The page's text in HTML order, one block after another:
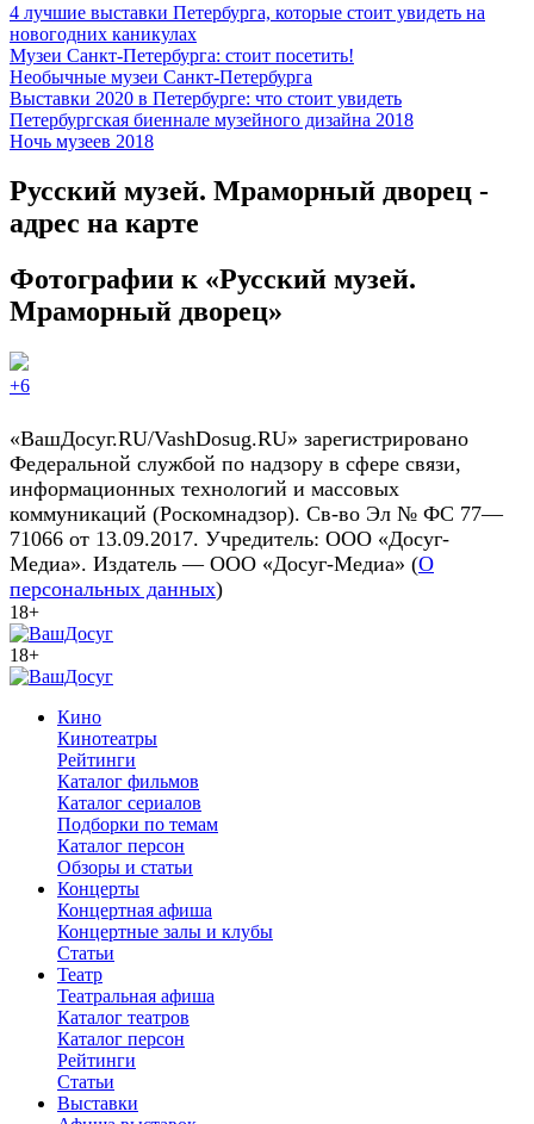
4 лучшие выставки Петербурга, которые стоит увидеть на
новогодних каникулах
Музеи Санкт-Петербурга: стоит посетить!
Необычные музеи Санкт-Петербурга
Выставки 2020 в Петербурге: что стоит увидеть
Петербургская биеннале музейного дизайна 2018
Ночь музеев 2018
Русский музей. Мраморный дворец -
адрес на карте
Фотографии к «Русский музей.
Мраморный дворец»
+6
«ВашДосуг.RU/VashDosug.RU» зарегистрировано
Федеральной службой по надзору в сфере связи,
информационных технологий и массовых
коммуникаций (Роскомнадзор). Св-во Эл № ФС 77—
71066 от 13.09.2017. Учредитель: ООО «Досуг-
Медиа». Издатель — ООО «Досуг-Медиа» (О
персональных данных)
18+
18+
Кино
Кинотеатры
Рейтинги
Каталог фильмов
Каталог сериалов
Подборки по темам
Каталог персон
Обзоры и статьи
Концерты
Концертная афиша
Концертные залы и клубы
Статьи
Театр
Театральная афиша
Каталог театров
Каталог персон
Рейтинги
Статьи
Выставки